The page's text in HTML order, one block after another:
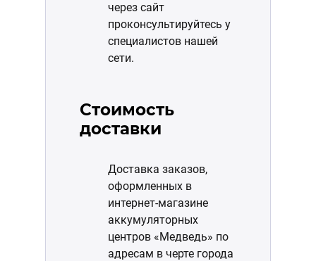
через сайт
проконсультируйтесь у
специалистов нашей
сети.
Стоимость
доставки
Доставка заказов,
оформленных в
интернет-магазине
аккумуляторных
центров «Медведь» по
адресам в черте города